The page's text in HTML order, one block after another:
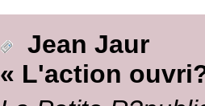
Jean Jaur
« L'action